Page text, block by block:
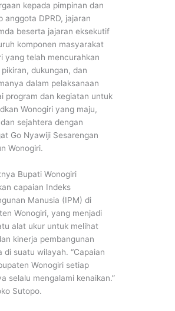
kepada pimpinan dan
anggota DPRD, jajaran
beserta jajaran eksekutif
komponen masyarakat
yang telah mencurahkan
dukungan, dan
dalam pelaksanaan
program dan kegiatan untuk
Wonogiri yang maju,
sejahtera dengan
Go Nyawiji Sesarengan
Wonogiri.
Bupati Wonogiri
capaian Indeks
Manusia (IPM) di
Wonogiri, yang menjadi
alat ukur untuk melihat
kinerja pembangunan
di suatu wilayah. “Capaian
Wonogiri setiap
selalu mengalami kenaikan.”
Sutopo.